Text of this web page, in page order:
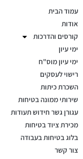
עמוד הבית
אודות
קורסים והדרכות
ימי עיון
ימי עיון מוס"ח
רישוי לעסקים
השכרת כיתות
שירותי ממונה בטיחות
עגורן גשר חידוש תעודות
מכירת ציוד בטיחות
בלוג בטיחות בעבודה
צור קשר